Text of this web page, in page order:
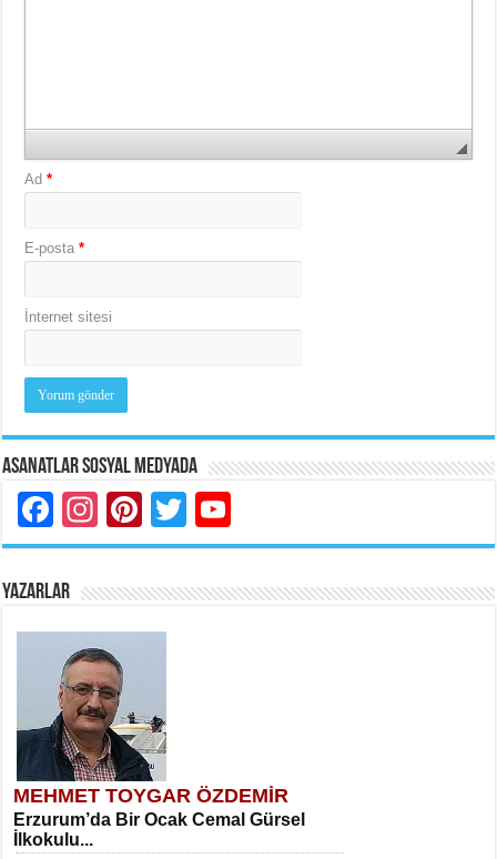
Ad*
E-posta*
İnternet sitesi
Asanatlar Sosyal Medyada
Facebook
Instagram
Pinterest
Twitter
YAZARLAR
MEHMET TOYGAR ÖZDEMİR
Erzurum’da Bir Ocak Cemal Gürsel
İlkokulu...